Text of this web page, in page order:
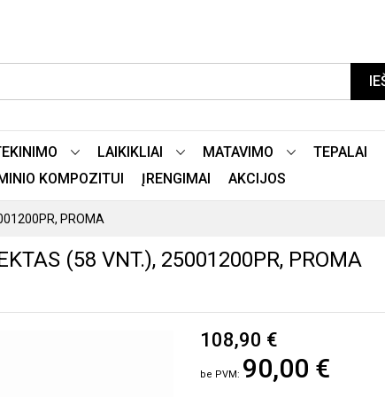
LAIKIKLIAI MATAVIMO
TEPALAI
KOMPOZITUI ĮRENGIMAI AKCIJOS
PROMA
(58 VNT.), 25001200PR, PROMA
108,90 €
90,00 €